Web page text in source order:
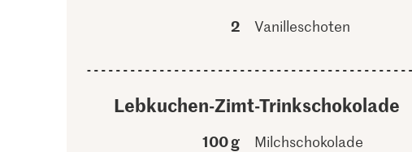
2 Vanilleschoten
Lebkuchen-Zimt-Trinkschokolade
100 g Milchschokolade